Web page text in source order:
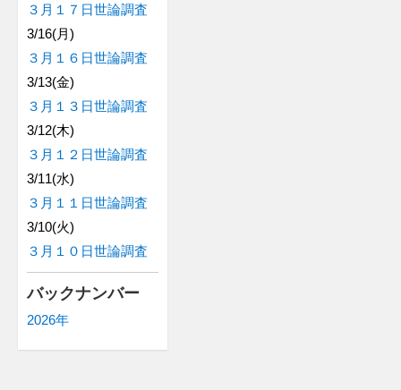
３月１７日世論調査
3/16(月)
３月１６日世論調査
3/13(金)
３月１３日世論調査
3/12(木)
３月１２日世論調査
3/11(水)
３月１１日世論調査
3/10(火)
３月１０日世論調査
バックナンバー
2026年